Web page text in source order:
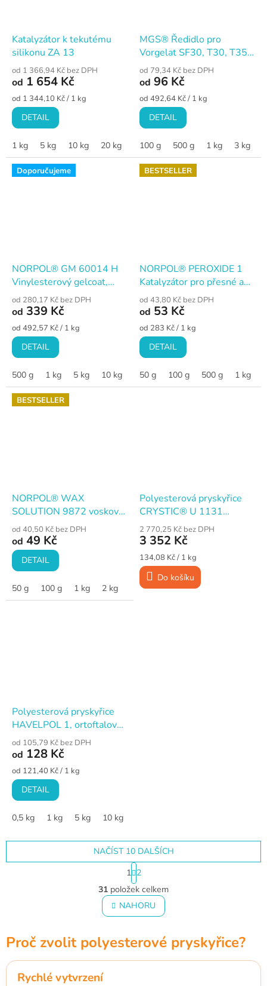
Katalyzátor k tekutému
silikonu ZA 13
od 1 366,94 Kč bez DPH
od 1 654 Kč
Měrná
cena:
od 1 344,10 Kč / 1 kg
DETAIL
1 kg 5 kg 10 kg 20 kg
MGS® Ředidlo pro
Vorgelat SF30, T30, T35 a
T3PU
od 79,34 Kč bez DPH
od 96 Kč
Měrná
cena:
od 492,64 Kč / 1 kg
DETAIL
100 g 500 g 1 kg 3 kg
Doporučujeme
NORPOL® GM 60014 H
Vinylesterový gelcoat,
zelený, na výrobu forem
od 280,17 Kč bez DPH
od 339 Kč
Měrná
cena:
od 492,57 Kč / 1 kg
DETAIL
500 g 1 kg 5 kg 10 kg 30 kg
BESTSELLER
NORPOL® PEROXIDE 1
Katalyzátor pro přesné a
kontrolované tvrzení
nenasycených
polyesterových pryskyřic
od 43,80 Kč bez DPH
od 53 Kč
Měrná
cena:
od 283 Kč / 1 kg
DETAIL
50 g 100 g 500 g 1 kg
BESTSELLER
NORPOL® WAX
SOLUTION 9872 voskový
roztok 5%
od 40,50 Kč bez DPH
od 49 Kč
DETAIL
50 g 100 g 1 kg 2 kg 5 kg 10 kg 20 kg
Polyesterová pryskyřice
CRYSTIC® U 1131
T · samozhášivá · 25 kg
2 770,25 Kč bez DPH
3 352 Kč
Měrná
cena:
134,08 Kč / 1 kg
Do košíku
Polyesterová pryskyřice
HAVELPOL 1, ortoftalová,
základní
od 105,79 Kč bez DPH
od 128 Kč
Měrná
cena:
od 121,40 Kč / 1 kg
DETAIL
0,5 kg 1 kg 5 kg 10 kg
O
v
l
á
a
c
í
NAČÍST 10 DALŠÍCH
S
t
r
á
n
k
v
á
n
1 2
31 položek celkem
NAHORU
Proč zvolit polyesterové pryskyřice?
Rychlé vytvrzení